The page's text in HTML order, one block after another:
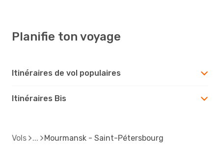
Planifie ton voyage
Itinéraires de vol populaires
Itinéraires Bis
Vols Mourmansk - Saint-Pétersbourg